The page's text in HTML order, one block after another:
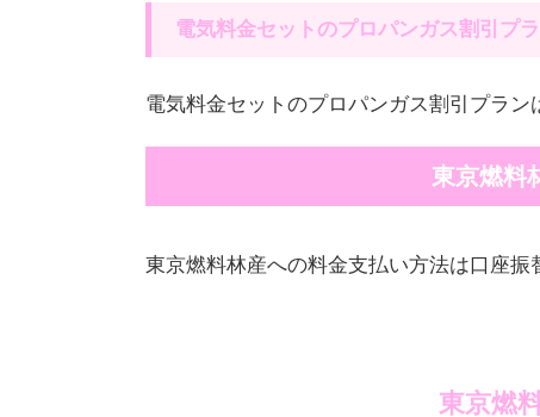
電気料金セットのプロパンガス割引プ
電気料金セットのプロパンガス割引プラン
東京燃料
東京燃料林産への料金支払い方法は口座振
東京燃